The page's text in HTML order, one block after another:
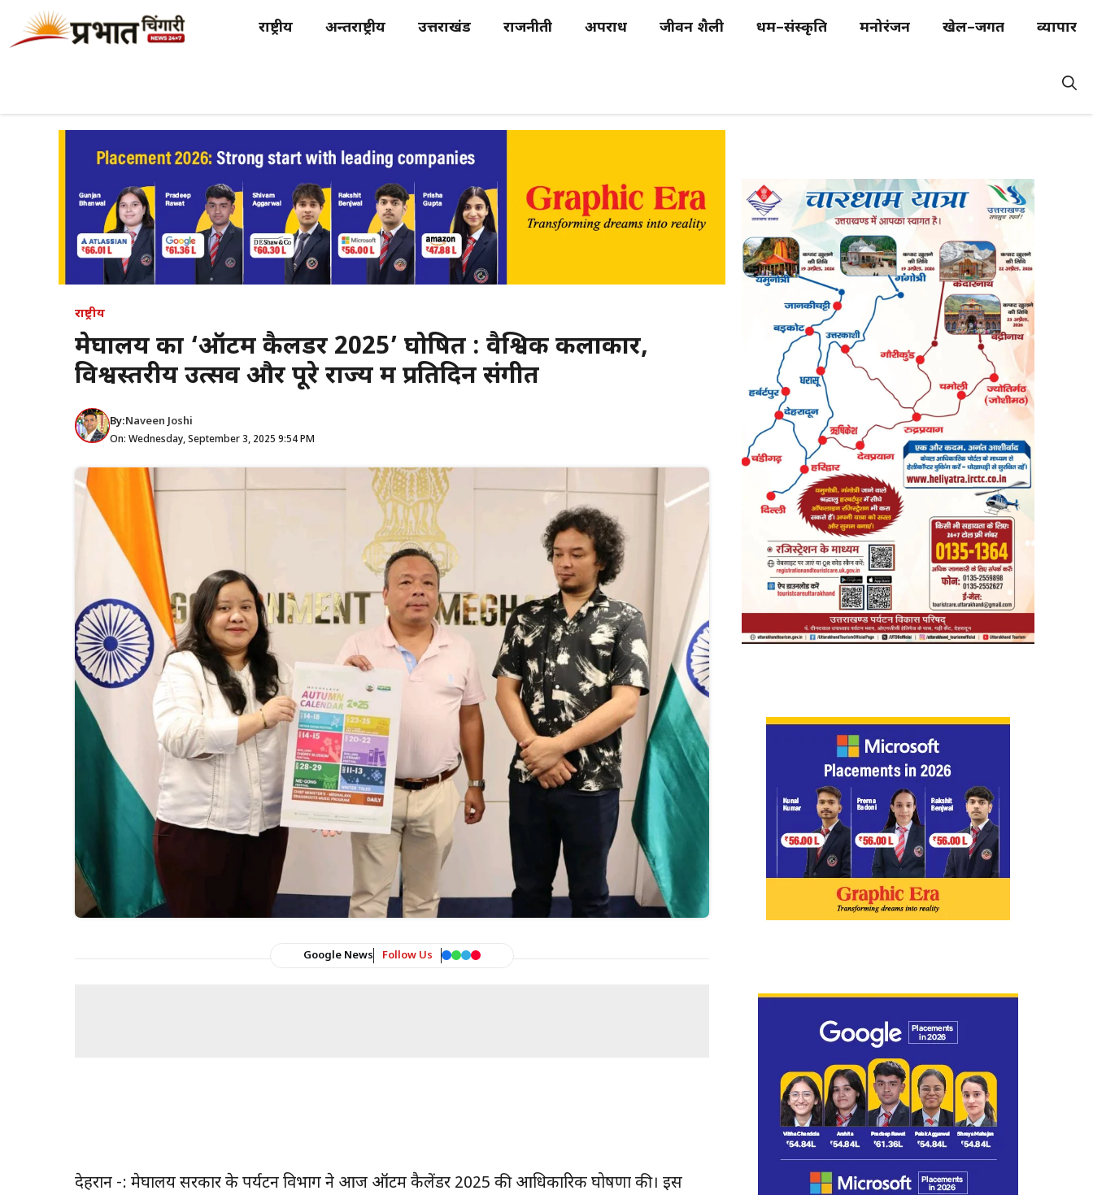
राष्ट्रीय अन्तर्राष्ट्रीय उत्तराखंड राजनीती अपराध जीवन शैली धर्म–संस्कृति मनोरंजन खेल–जगत व्यापार
राष्ट्रीय
मेघालय का ‘ऑटम कैलेंडर 2025’ घोषित : वैश्विक कलाकार,
विश्वस्तरीय उत्सव और पूरे राज्य में प्रतिदिन संगीत
By:Naveen Joshi
On: Wednesday, September 3, 2025 9:54 PM
Google News Follow Us
देहरादून -: मेघालय सरकार के पर्यटन विभाग ने आज ऑटम कैलेंडर 2025 की आधिकारिक घोषणा की। इस